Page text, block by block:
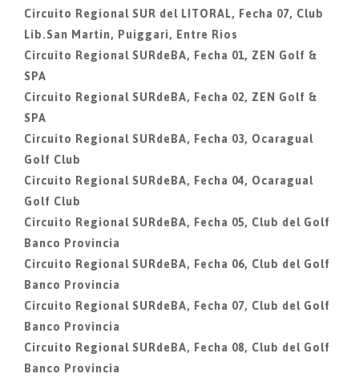
Circuito Regional SUR del LITORAL, Fecha 07, Club
Lib.San Martin, Puiggari, Entre Rios
Circuito Regional SURdeBA, Fecha 01, ZEN Golf &
SPA
Circuito Regional SURdeBA, Fecha 02, ZEN Golf &
SPA
Circuito Regional SURdeBA, Fecha 03, Ocaragual
Golf Club
Circuito Regional SURdeBA, Fecha 04, Ocaragual
Golf Club
Circuito Regional SURdeBA, Fecha 05, Club del Golf
Banco Provincia
Circuito Regional SURdeBA, Fecha 06, Club del Golf
Banco Provincia
Circuito Regional SURdeBA, Fecha 07, Club del Golf
Banco Provincia
Circuito Regional SURdeBA, Fecha 08, Club del Golf
Banco Provincia